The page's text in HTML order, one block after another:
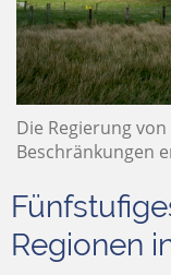
Die Regierung
Beschränkungen
Regionen